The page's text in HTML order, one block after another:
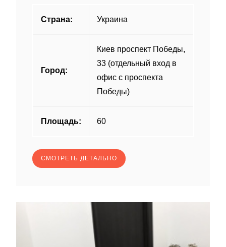
Страна: Украина
Город:
Киев проспект Победы,
33 (отдельный вход в
офис с проспекта
Победы)
Площадь: 60
СМОТРЕТЬ ДЕТАЛЬНО